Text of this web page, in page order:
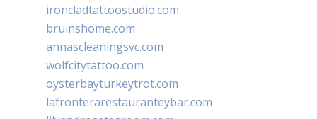
ironcladtattoostudio.com
bruinshome.com
annascleaningsvc.com
wolfcitytattoo.com
oysterbayturkeytrot.com
lafronterarestauranteybar.com